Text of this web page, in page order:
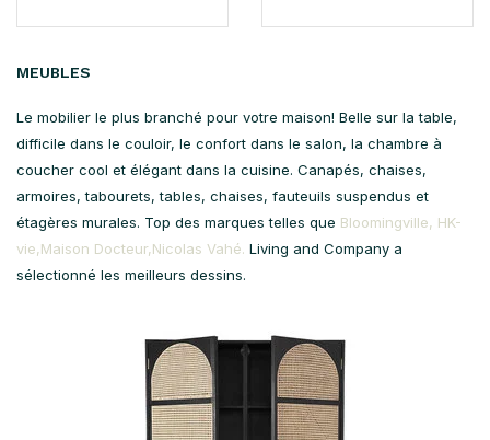
MEUBLES
Le mobilier le plus branché pour votre maison! Belle sur la table,
difficile dans le couloir, le confort dans le salon, la chambre à
coucher cool et élégant dans la cuisine. Canapés, chaises,
armoires, tabourets, tables, chaises, fauteuils suspendus et
étagères murales. Top des marques telles que Bloomingville, HK-
vie,Maison Docteur,Nicolas Vahé. Living and Company a
sélectionné les meilleurs dessins.